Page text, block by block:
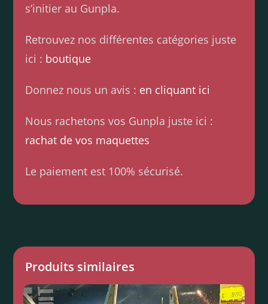
s’initier au Gunpla.
Retrouvez nos différentes catégories juste
ici : boutique
Donnez nous un avis : en cliquant ici
Nous rachetons vos Gunpla juste ici :
rachat de vos maquettes
Le paiement est 100% sécurisé.
Produits similaires